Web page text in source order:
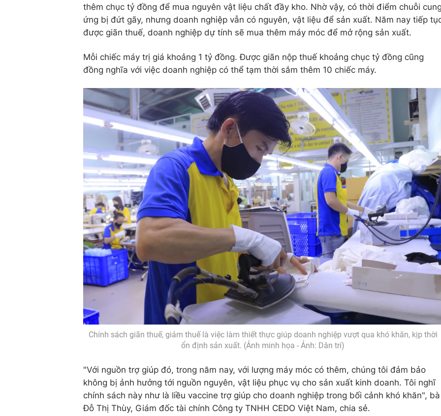
thêm chục tỷ đồng để mua nguyên vật liệu chất đầy kho. Nhờ vậy, có thời điểm chuỗi
ứng bị đứt gãy, nhưng doanh nghiệp vẫn có nguyên, vật liệu để sản xuất. Năm nay tiếp
được giãn thuế, doanh nghiệp dự tính sẽ mua thêm máy móc để mở rộng sản xuất.
Mỗi chiếc máy trị giá khoảng 1 tỷ đồng. Được giãn nộp thuế khoảng chục tỷ đồng cũng
đồng nghĩa với việc doanh nghiệp có thể tạm thời sắm thêm 10 chiếc máy.
Chính sách giãn thuế, giảm thuế là việc làm thiết thực giúp doanh nghiệp vượt qua khó khăn, kịp thời
ổn định sản xuất. (Ảnh minh họa - Ảnh: Dân trí)
"Với nguồn trợ giúp đó, trong năm nay, với lượng máy móc có thêm, chúng tôi đảm bảo
không bị ảnh hưởng tới nguồn nguyên, vật liệu phục vụ cho sản xuất kinh doanh. Tôi nghĩ
chính sách này như là liều vaccine trợ giúp cho doanh nghiệp trong bối cảnh khó khăn", bà
Đỗ Thị Thùy, Giám đốc tài chính Công ty TNHH CEDO Việt Nam, chia sẻ.